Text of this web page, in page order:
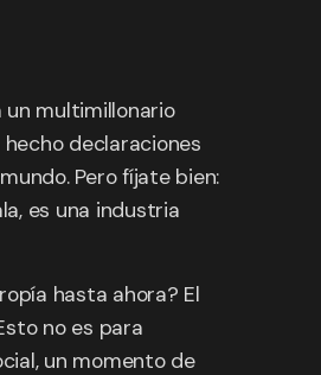
un multimillonario
declaraciones
Pero fíjate bien:
es una industria
hasta ahora? El
no es para
un momento de